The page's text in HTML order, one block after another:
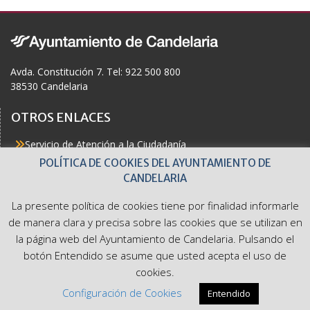
o
o
k
Avda. Constitución 7. Tel: 922 500 800
38530 Candelaria
OTROS ENLACES
Servicio de Atención a la Ciudadanía
Actualidad
Buzón del Ciudadano
Accesibilidad
Ayuntamiento de Candelaria. Avda. Constitución 7. Tel: 922
500 800
POLÍTICA DE COOKIES DEL AYUNTAMIENTO DE
CANDELARIA
La presente política de cookies tiene por finalidad informarle
de manera clara y precisa sobre las cookies que se utilizan en
la página web del Ayuntamiento de Candelaria. Pulsando el
botón Entendido se asume que usted acepta el uso de
cookies.
Configuración de Cookies
Entendido